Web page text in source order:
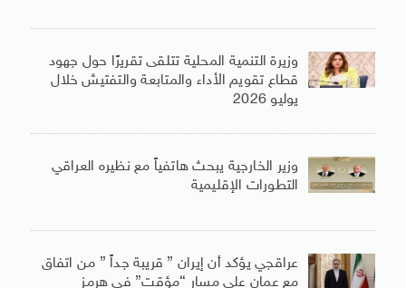
وزيرة التنمية المحلية تتلقى تقريرًا حول جهود
قطاع تقويم الأداء والمتابعة والتفتيش خلال
يوليو 2026
وزير الخارجية يبحث هاتفياً مع نظيره العراقي
التطورات الإقليمية
عراقجي يؤكد أن إيران ” قريبة جداً ” من اتفاق
مع عمان على مسار “مؤقت” فى هرمز